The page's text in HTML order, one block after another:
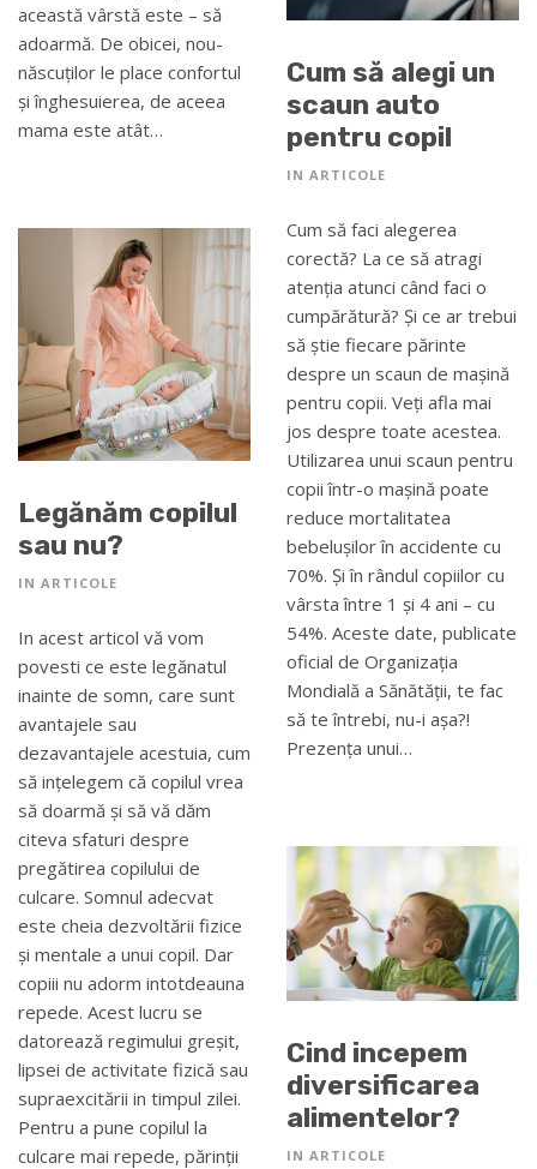
această vârstă este – să
adoarmă. De obicei, nou-
născuților le place confortul
și înghesuierea, de aceea
mama este atât…
Cum să alegi un
scaun auto
pentru copil
IN ARTICOLE
Cum să faci alegerea
corectă? La ce să atragi
atenția atunci când faci o
cumpărătură? Și ce ar trebui
să știe fiecare părinte
despre un scaun de mașină
pentru copii. Veți afla mai
jos despre toate acestea.
Utilizarea unui scaun pentru
copii într-o mașină poate
reduce mortalitatea
bebelușilor în accidente cu
70%. Și în rândul copiilor cu
vârsta între 1 și 4 ani – cu
54%. Aceste date, publicate
oficial de Organizația
Mondială a Sănătății, te fac
să te întrebi, nu-i așa?!
Prezența unui…
Legănăm copilul
sau nu?
IN ARTICOLE
In acest articol vă vom
povesti ce este legănatul
inainte de somn, care sunt
avantajele sau
dezavantajele acestuia, cum
să ințelegem că copilul vrea
să doarmă și să vă dăm
citeva sfaturi despre
pregătirea copilului de
culcare. Somnul adecvat
este cheia dezvoltării fizice
și mentale a unui copil. Dar
copiii nu adorm intotdeauna
repede. Acest lucru se
datorează regimului greșit,
lipsei de activitate fizică sau
supraexcitării in timpul zilei.
Pentru a pune copilul la
culcare mai repede, părinții
Cind incepem
diversificarea
alimentelor?
IN ARTICOLE